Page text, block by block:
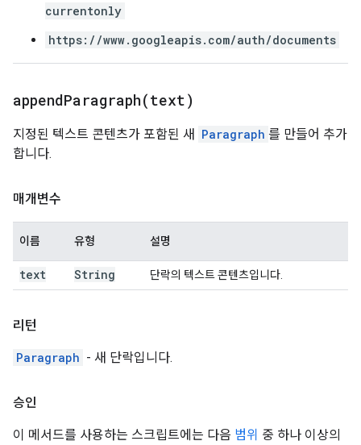
currentonly
https://www.googleapis.com/auth/documents
appendParagraph(text)
지정된 텍스트 콘텐츠가 포함된 새 Paragraph 를 만들어 추가
합니다.
매개변수
이름 유형 설명
text String 단락의 텍스트 콘텐츠입니다.
리턴
Paragraph - 새 단락입니다.
승인
이 메서드를 사용하는 스크립트에는 다음 범위 중 하나 이상의